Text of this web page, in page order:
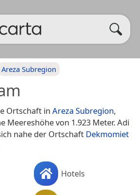
Areza Subregion
Ortschaft in Areza Subregion,
Meereshöhe von 1.923 Meter. Adi
nahe der Ortschaft Dekmomiet
Hotels